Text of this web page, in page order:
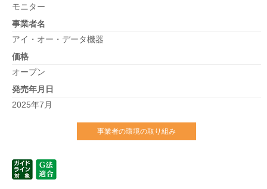
モニター
事業者名
アイ・オー・データ機器
価格
オープン
発売年月日
2025年7月
事業者の環境の取り組み